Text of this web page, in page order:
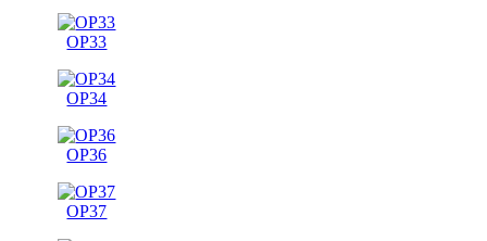
OP33
OP34
OP36
OP37